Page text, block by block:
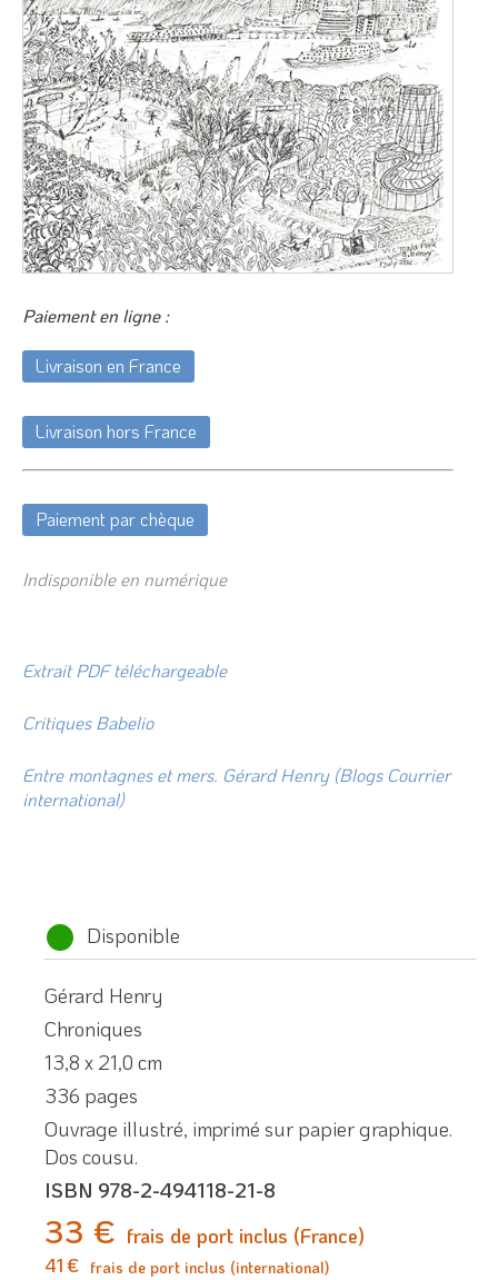
Paiement en ligne :
Livraison en France
Livraison hors France
Paiement par chèque
Indisponible en numérique
Extrait PDF téléchargeable
Critiques Babelio
Entre montagnes et mers. Gérard Henry (Blogs Courrier
international)
Disponible
Gérard Henry
Chroniques
13,8 x 21,0 cm
336 pages
Ouvrage illustré, imprimé sur papier graphique.
Dos cousu.
ISBN 978-2-494118-21-8
33 € frais de port inclus (France)
41 € frais de port inclus (international)